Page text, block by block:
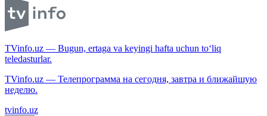
TVinfo.uz — Bugun, ertaga va keyingi hafta uchun to‘liq
teledasturlar.
TVinfo.uz — Телепрограмма на сегодня, завтра и ближайшую
неделю.
tvinfo.uz